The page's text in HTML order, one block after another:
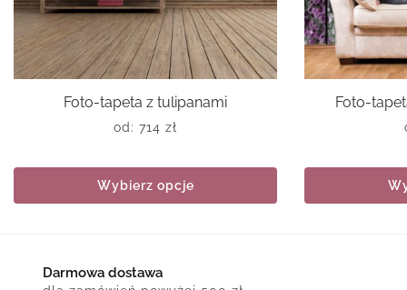
Foto-tapeta z tulipanami
od: 714 zł
Wybierz opcje
Foto-
Darmowa dostawa